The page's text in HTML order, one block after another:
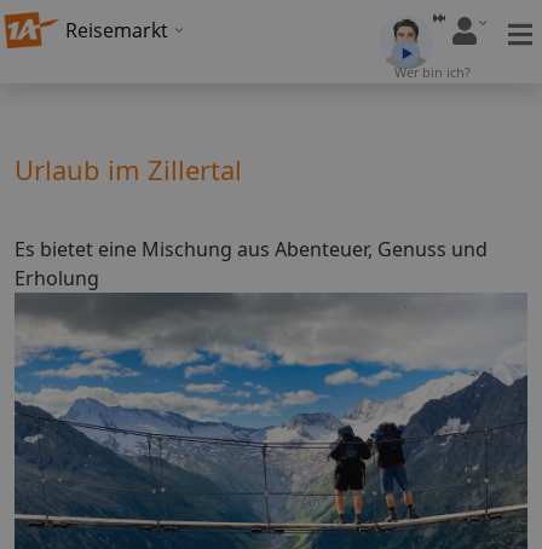
Reisemarkt
Wer bin ich?
Urlaub im Zillertal
Es bietet eine Mischung aus Abenteuer, Genuss und
Erholung